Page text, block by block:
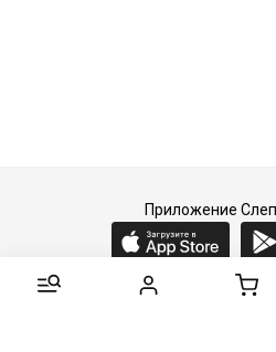
Приложение
2015-2026 © Слепая курица